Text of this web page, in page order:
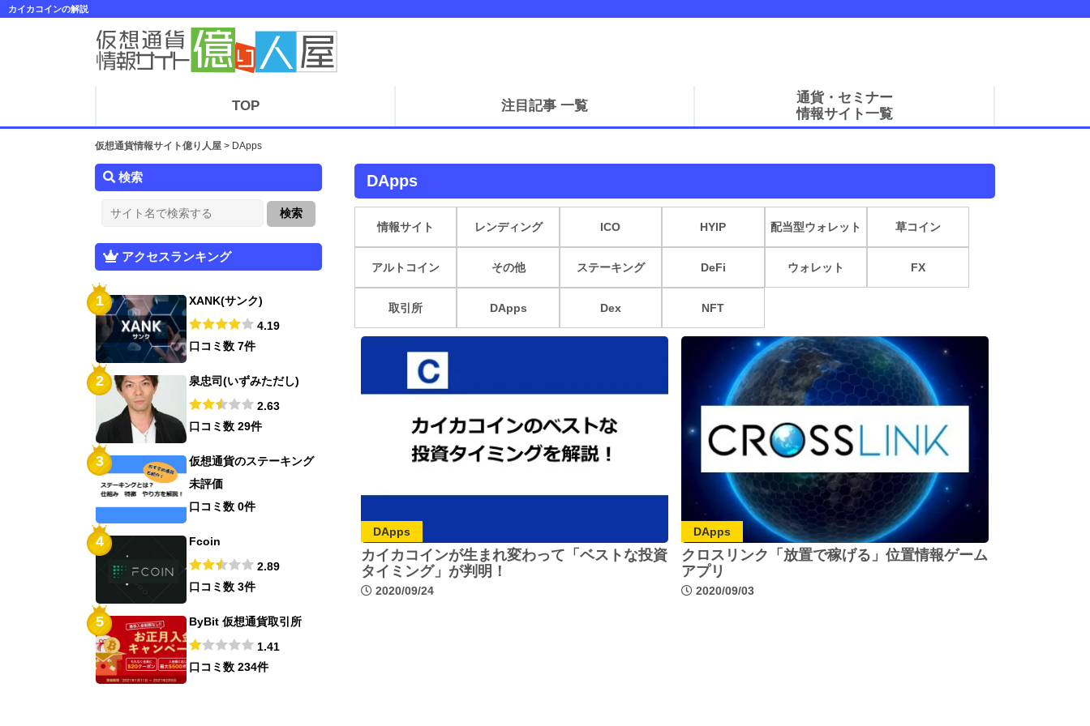
カイカコインの解説
TOP 注目記事 一覧
通貨・セミナー
情報サイト一覧
仮想通貨情報サイト億り人屋 > DApps
DApps
情報サイト レンディング ICO HYIP 配当型ウォレット 草コイン
アルトコイン その他 ステーキング DeFi ウォレット FX
取引所 DApps Dex NFT
DApps
カイカコインが生まれ変わって「ベストな投資
タイミング」が判明！
2020/09/24
DApps
クロスリンク「放置で稼げる」位置情報ゲーム
アプリ
2020/09/03
検索
アクセスランキング
1
XANK(サンク)
4.19
口コミ数 7件
2
泉忠司(いずみただし)
2.63
口コミ数 29件
3
仮想通貨のステーキング
未評価
口コミ数 0件
4
Fcoin
2.89
口コミ数 3件
5
ByBit 仮想通貨取引所
1.41
口コミ数 234件